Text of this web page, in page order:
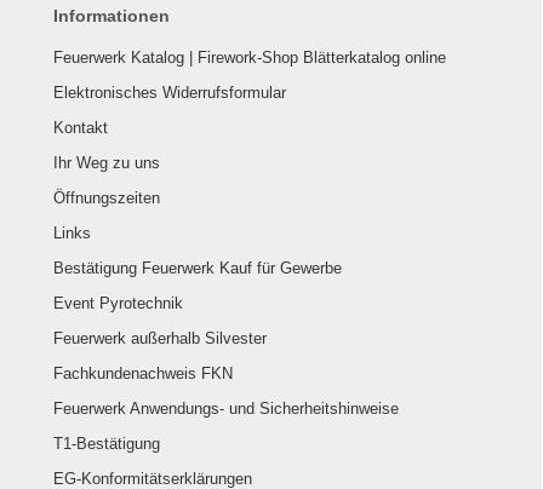
Informationen
Feuerwerk Katalog | Firework-Shop Blätterkatalog online
Elektronisches Widerrufsformular
Kontakt
Ihr Weg zu uns
Öffnungszeiten
Links
Bestätigung Feuerwerk Kauf für Gewerbe
Event Pyrotechnik
Feuerwerk außerhalb Silvester
Fachkundenachweis FKN
Feuerwerk Anwendungs- und Sicherheitshinweise
T1-Bestätigung
EG-Konformitätserklärungen